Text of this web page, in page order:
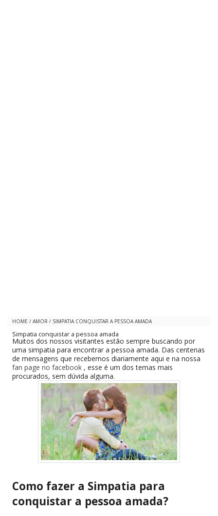
HOME / AMOR / SIMPATIA CONQUISTAR A PESSOA AMADA
Simpatia conquistar a pessoa amada
Muitos dos nossos visitantes estão sempre buscando por
uma simpatia para encontrar a pessoa amada. Das centenas
de mensagens que recebemos diariamente aqui e na nossa
fan page no facebook , esse é um dos temas mais
procurados, sem dúvida alguma.
Como fazer a Simpatia para
conquistar a pessoa amada?